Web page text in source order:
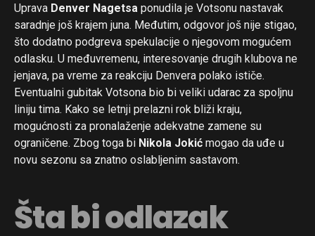
Uprava Denver Nagetsa ponudila je Votsonu nastavak
saradnje još krajem juna. Međutim, odgovor još nije stigao,
što dodatno podgreva spekulacije o njegovom mogućem
odlasku. U međuvremenu, interesovanje drugih klubova ne
jenjava, pa vreme za reakciju Denvera polako ističe.
Eventualni gubitak Votsona bio bi veliki udarac za spoljnu
liniju tima. Kako se letnji prelazni rok bliži kraju,
mogućnosti za pronalaženje adekvatne zamene su
ograničene. Zbog toga bi Nikola Jokić mogao da uđe u
novu sezonu sa znatno oslabljenim sastavom.
Šta bi odlazak